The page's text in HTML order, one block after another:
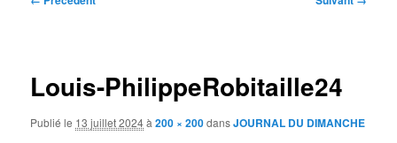
Louis-PhilippeRobitaille24
Publié le 13 juillet 2024à200 × 200dansJOURNAL DU DIMANCHE